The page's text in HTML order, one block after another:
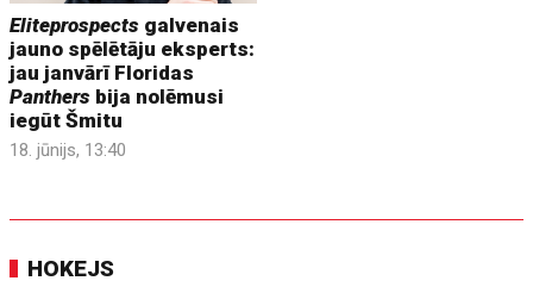
Eliteprospects galvenais
jauno spēlētāju eksperts:
jau janvārī Floridas
Panthers bija nolēmusi
iegūt Šmitu
18. jūnijs, 13:40
HOKEJS